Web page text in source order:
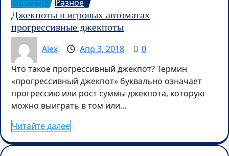
Разное
Джекпоты в игровых автоматах
прогрессивные джекпоты
Alex
Апр 3, 2018
0
Что такое прогрессивный джекпот? Термин
«прогрессивный джекпот» буквально означает
прогрессию или рост суммы джекпота, которую
можно выиграть в том или…
Читайте далее